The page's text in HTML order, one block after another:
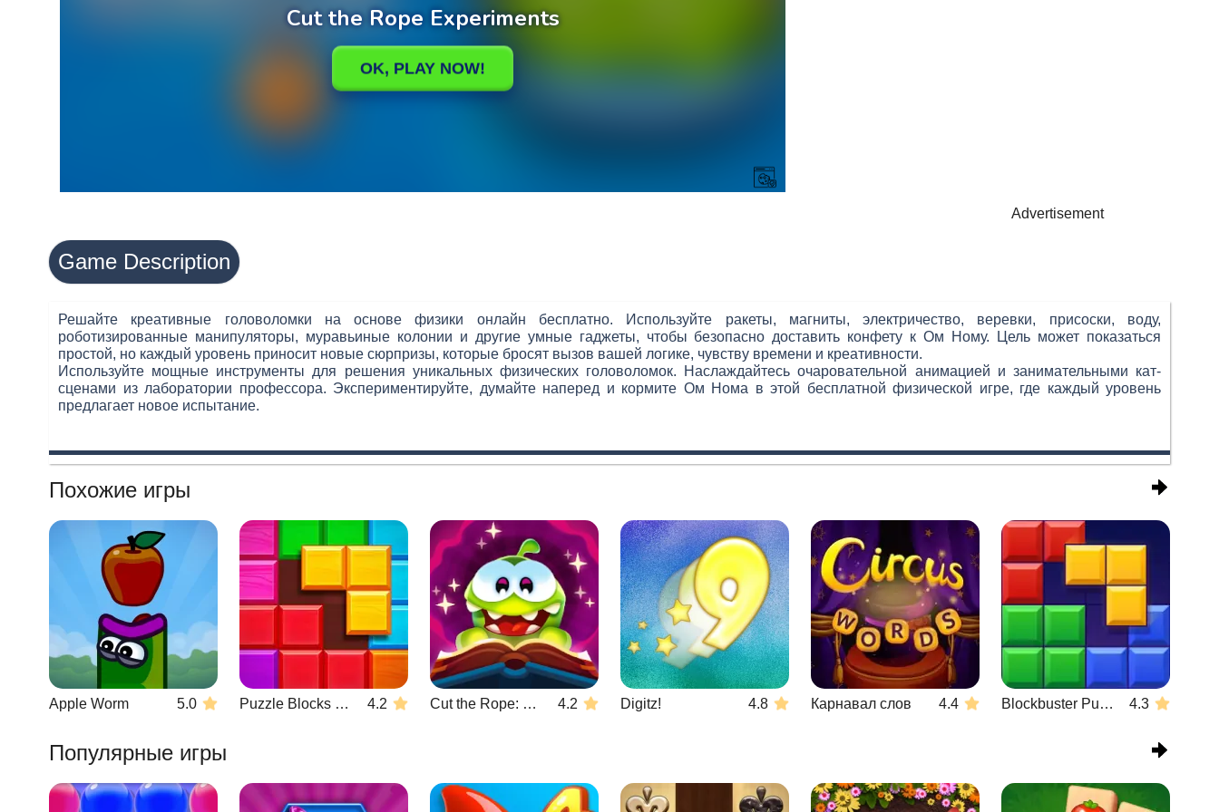
Advertisement
Game Description
Решайте креативные головоломки на основе физики онлайн бесплатно. Используйте ракеты, магниты, электричество, веревки, присоски, воду,
роботизированные манипуляторы, муравьиные колонии и другие умные гаджеты, чтобы безопасно доставить конфету к Ом Ному. Цель может показаться
простой, но каждый уровень приносит новые сюрпризы, которые бросят вызов вашей логике, чувству времени и креативности.
Используйте мощные инструменты для решения уникальных физических головоломок. Наслаждайтесь очаровательной анимацией и занимательными кат-
сценами из лаборатории профессора. Экспериментируйте, думайте наперед и кормите Ом Нома в этой бесплатной физической игре, где каждый уровень
предлагает новое испытание.
Похожие игры
Apple Worm 5.0 Puzzle Blocks Classic 4.2 Cut the Rope: Magic 4.2 Digitz! 4.8 Карнавал слов 4.4 Blockbuster Puzzle 4.3
Популярные игры